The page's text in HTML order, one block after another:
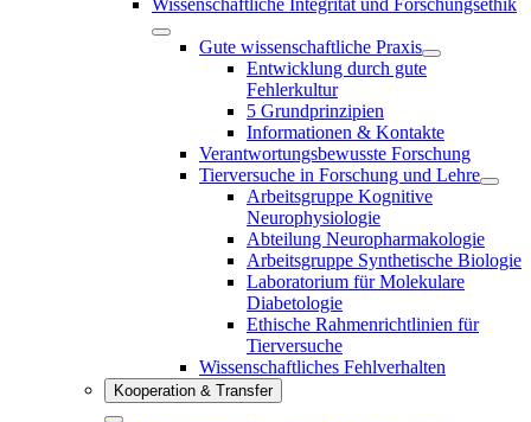
Gute wissenschaftliche Praxis
Entwicklung durch gute
Fehlerkultur
5 Grundprinzipien
Informationen & Kontakte
Verantwortungsbewusste Forschung
Tierversuche in Forschung und Lehre
Arbeitsgruppe Kognitive
Neurophysiologie
Abteilung Neuropharmakologie
Arbeitsgruppe Synthetische Biologie
Laboratorium für Molekulare
Diabetologie
Ethische Rahmenrichtlinien für
Tierversuche
Wissenschaftliches Fehlverhalten
Kooperation & Transfer